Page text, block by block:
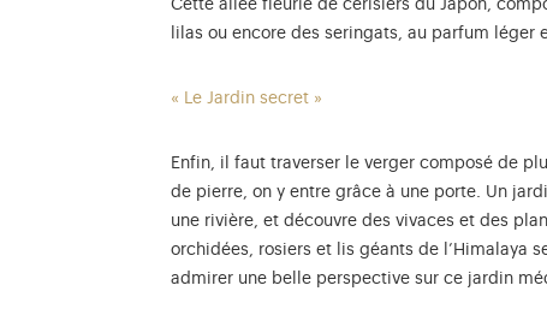
Cette allée fleurie de cerisiers du Japon,
lilas ou encore des seringats, au parfum léger
« Le Jardin secret »
Enfin, il faut traverser le verger composé de
de pierre, on y entre grâce à une porte. Un
une rivière, et découvre des vivaces et des
orchidées, rosiers et lis géants de l’Himalaya
admirer une belle perspective sur ce jardin